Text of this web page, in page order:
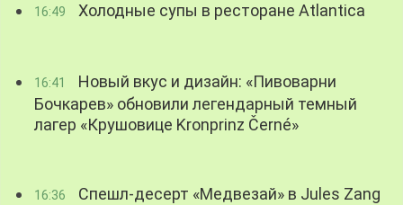
16:49 Холодные супы в ресторане Atlantica
16:41
Новый вкус и дизайн: «Пивоварни
Бочкарев» обновили легендарный темный
лагер «Крушовице Kronprinz Černé»
16:36 Спешл-десерт «Медвезай» в Jules Zang